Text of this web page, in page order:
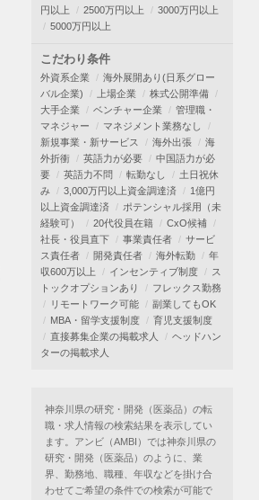
円以上
2500万円以上
3000万円以上
5000万円以上
こだわり条件
外資系企業
海外展開あり(日系グロー
バル企業)
上場企業
株式公開準備
大手企業
ベンチャー企業
管理職・
マネジャー
マネジメント業務なし
新規事業・新サービス
海外出張
海
外折衝
英語力が必要
中国語力が必
要
英語力不問 転勤なし
土日祝休
み
3,000万円以上資金調達済
1億円
以上資金調達済
ポテンシャル採用（未
経験可）
20代役員在籍
CxO候補
社長・役員直下
事業責任者
サービ
ス責任者
開発責任者 海外転勤
年
収600万以上
インセンティブ制度
ス
トックオプションあり
フレックス勤務
リモートワーク可能
副業してもOK
MBA・留学支援制度
育児支援制度
直接募集企業の掲載求人
ヘッドハン
ターの掲載求人
神奈川県の研究・開発（医薬品）の転
職・求人情報の検索結果を表示してい
ます。アンビ（AMBI）では神奈川県の
研究・開発（医薬品）のように、業
界、勤務地、職種、年収などを掛け合
わせてご希望の条件での検索が可能で